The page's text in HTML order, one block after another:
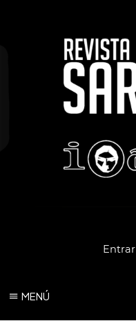
Entrar
MENÚ